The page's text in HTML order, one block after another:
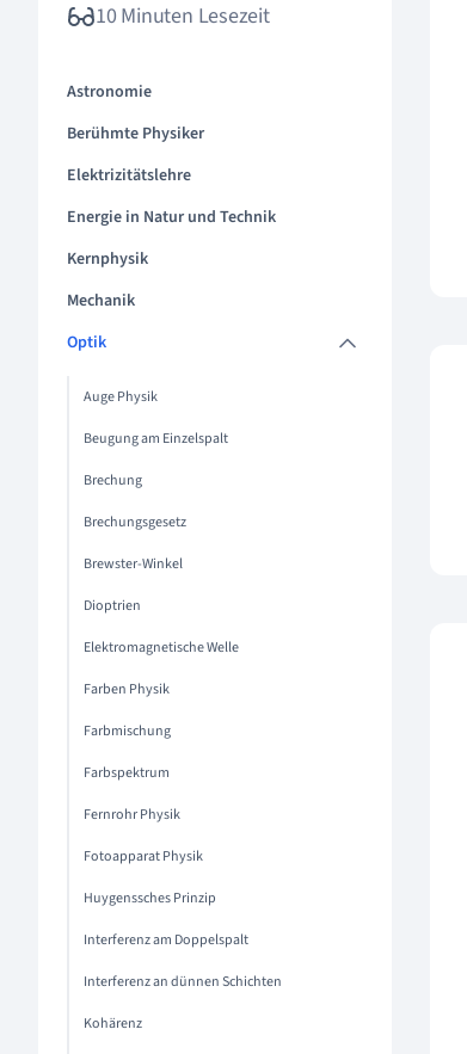
10 Minuten Lesezeit
Astronomie
Berühmte Physiker
Elektrizitätslehre
Energie in Natur und Technik
Kernphysik
Mechanik
Optik
Auge Physik
Beugung am Einzelspalt
Brechung
Brechungsgesetz
Brewster-Winkel
Dioptrien
Elektromagnetische Welle
Farben Physik
Farbmischung
Farbspektrum
Fernrohr Physik
Fotoapparat Physik
Huygenssches Prinzip
Interferenz am Doppelspalt
Interferenz an dünnen Schichten
Kohärenz